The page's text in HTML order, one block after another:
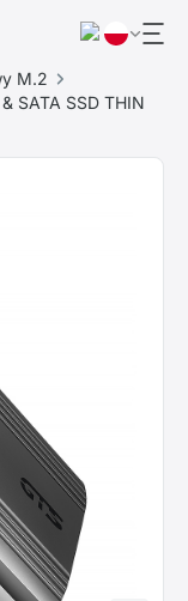
M.2
SATA SSD THIN